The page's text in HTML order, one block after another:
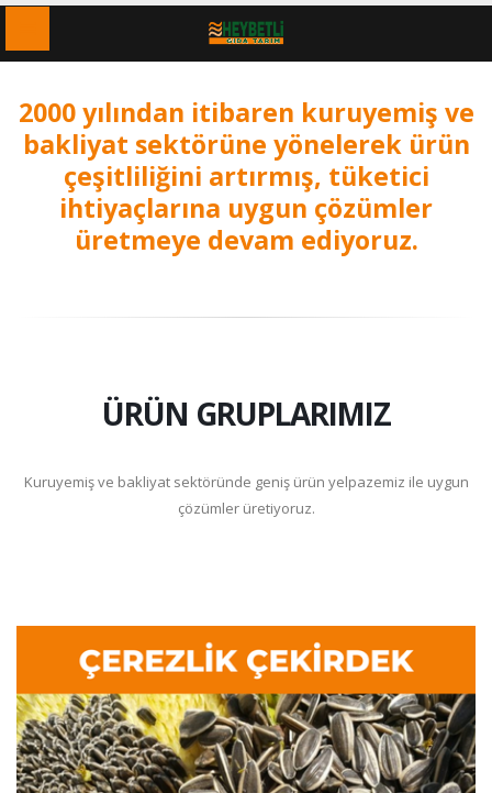
2000 yılından itibaren kuruyemiş ve
bakliyat sektörüne yönelerek ürün
çeşitliliğini artırmış, tüketici
ihtiyaçlarına uygun çözümler
üretmeye devam ediyoruz.
ÜRÜN GRUPLARIMIZ
Kuruyemiş ve bakliyat sektöründe geniş ürün yelpazemiz ile uygun
çözümler üretiyoruz.